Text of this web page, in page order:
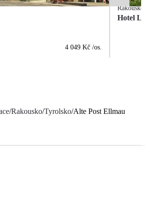
4 049 Kč /os.
Rakousko
Hotel
/Rakousko/Tyrolsko/Alte Post Ellmau